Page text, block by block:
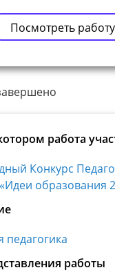
Посмотреть работу
работа
Конкурс
образования
работы